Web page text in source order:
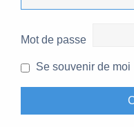
Mot de passe
Se souvenir de moi